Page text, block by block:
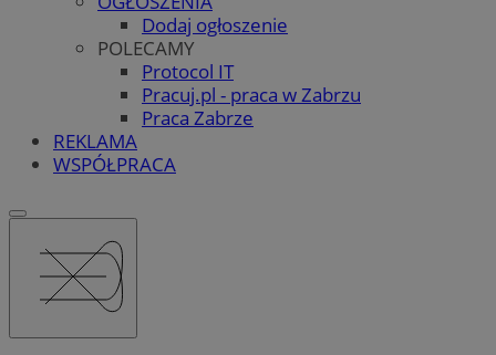
Dodaj ogłoszenie
POLECAMY
Protocol IT
Pracuj.pl - praca w Zabrzu
Praca Zabrze
REKLAMA
WSPÓŁPRACA